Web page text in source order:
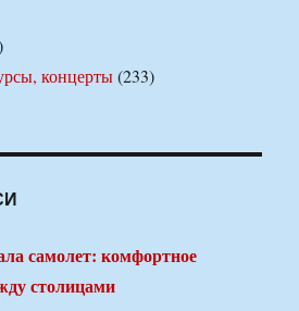
концерты(233)
самолет: комфортное
столицами